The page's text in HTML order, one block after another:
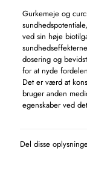
Gurkemeje og
ved sin høje
dosering og
for at nyde
Det er værd at
bruger anden
egenskaber ved
Del disse